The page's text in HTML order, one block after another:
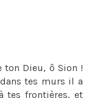
ton Dieu, ô Sion !
tes murs il a
tes frontières, et